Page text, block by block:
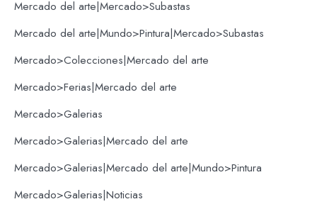
Mercado del arte|Mercado>Subastas
Mercado del arte|Mundo>Pintura|Mercado>Subastas
Mercado>Colecciones|Mercado del arte
Mercado>Ferias|Mercado del arte
Mercado>Galerias
Mercado>Galerias|Mercado del arte
Mercado>Galerias|Mercado del arte|Mundo>Pintura
Mercado>Galerias|Noticias